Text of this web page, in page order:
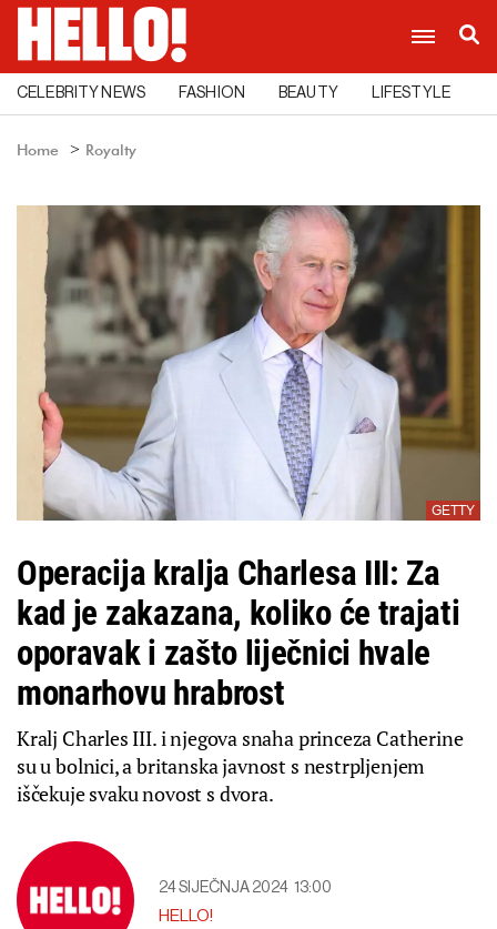
CELEBRITY NEWS FASHION BEAUTY LIFESTYLE
Home Royalty
GETTY
Operacija kralja Charlesa III: Za
kad je zakazana, koliko će trajati
oporavak i zašto liječnici hvale
monarhovu hrabrost
Kralj Charles III. i njegova snaha princeza Catherine
su u bolnici, a britanska javnost s nestrpljenjem
iščekuje svaku novost s dvora.
24 SIJEČNJA 2024 13:00
HELLO!